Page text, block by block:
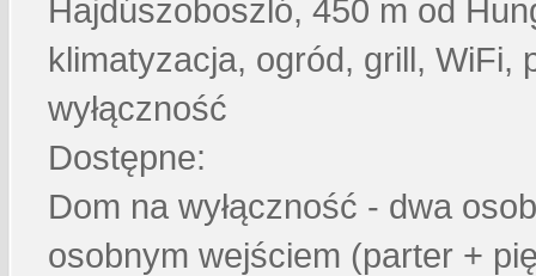
Hajdúszoboszló, 450 m od
klimatyzacja, ogród, grill, WiFi,
wyłączność
Dostępne:
Dom na wyłączność - dwa
osobnym wejściem (parter +